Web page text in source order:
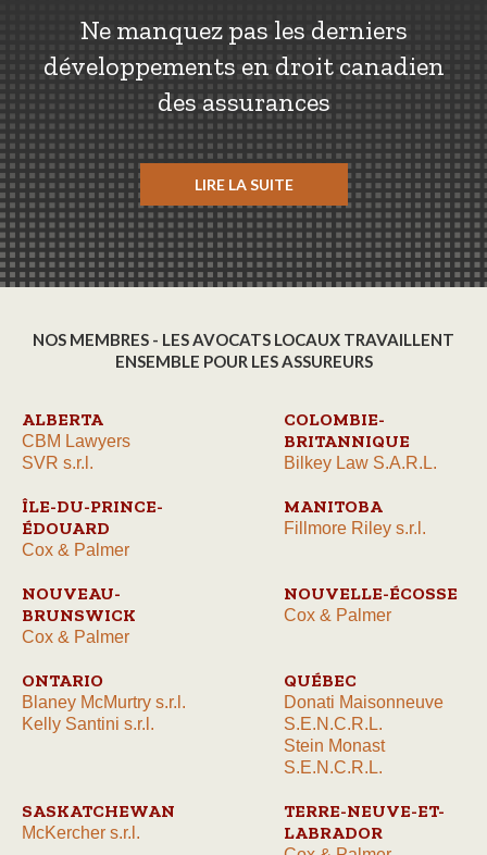
Ne manquez pas les derniers
développements en droit canadien
des assurances
LIRE LA SUITE
NOS MEMBRES - LES AVOCATS LOCAUX TRAVAILLENT
ENSEMBLE POUR LES ASSUREURS
ALBERTA
CBM Lawyers
SVR s.r.l.
COLOMBIE-
BRITANNIQUE
Bilkey Law S.A.R.L.
ÎLE-DU-PRINCE-
ÉDOUARD
Cox & Palmer
MANITOBA
Fillmore Riley s.r.l.
NOUVEAU-
BRUNSWICK
Cox & Palmer
NOUVELLE-ÉCOSSE
Cox & Palmer
ONTARIO
Blaney McMurtry s.r.l.
Kelly Santini s.r.l.
QUÉBEC
Donati Maisonneuve
S.E.N.C.R.L.
Stein Monast
S.E.N.C.R.L.
SASKATCHEWAN
McKercher s.r.l.
TERRE-NEUVE-ET-
LABRADOR